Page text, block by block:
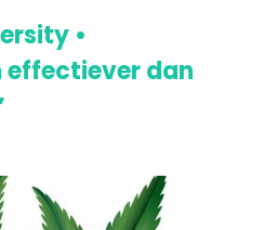
•
effectiever dan